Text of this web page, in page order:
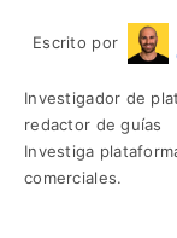
Escrito por
Investigador de
redactor de guías
Investiga
comerciales.